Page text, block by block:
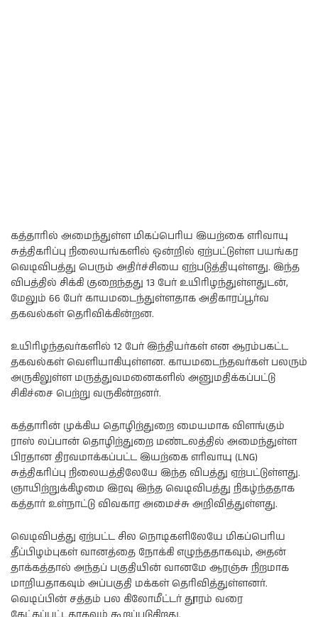
கத்தாரில் அமைந்துள்ள மிகப்பெரிய இயற்கை எரிவாயு
சுத்திகரிப்பு நிலையங்களில் ஒன்றில் ஏற்பட்டுள்ள பயங்கர
வெடிவிபத்து பெரும் அதிர்ச்சியை ஏற்படுத்தியுள்ளது. இந்த
விபத்தில் சிக்கி குறைந்தது 13 பேர் உயிரிழந்துள்ளதுடன்,
மேலும் 66 பேர் காயமடைந்துள்ளதாக அதிகாரப்பூர்வ
தகவல்கள் தெரிவிக்கின்றன.
உயிரிழந்தவர்களில் 12 பேர் இந்தியர்கள் என ஆரம்பகட்ட
தகவல்கள் வெளியாகியுள்ளன. காயமடைந்தவர்கள் பலரும்
அருகிலுள்ள மருத்துவமனைகளில் அனுமதிக்கப்பட்டு
சிகிச்சை பெற்று வருகின்றனர்.
கத்தாரின் முக்கிய தொழிற்துறை மையமாக விளங்கும்
ராஸ் லப்பான் தொழிற்துறை மண்டலத்தில் அமைந்துள்ள
பிரதான திரவமாக்கப்பட்ட இயற்கை எரிவாயு (LNG)
சுத்திகரிப்பு நிலையத்திலேயே இந்த விபத்து ஏற்பட்டுள்ளது.
ஞாயிற்றுக்கிழமை இரவு இந்த வெடிவிபத்து நிகழ்ந்ததாக
கத்தார் உள்நாட்டு விவகார அமைச்சு அறிவித்துள்ளது.
வெடிவிபத்து ஏற்பட்ட சில நொடிகளிலேயே மிகப்பெரிய
தீப்பிழம்புகள் வானத்தை நோக்கி எழுந்ததாகவும், அதன்
தாக்கத்தால் அந்தப் பகுதியின் வானமே ஆரஞ்சு நிறமாக
மாறியதாகவும் அப்பகுதி மக்கள் தெரிவித்துள்ளனர்.
வெடிப்பின் சத்தம் பல கிலோமீட்டர் தூரம் வரை